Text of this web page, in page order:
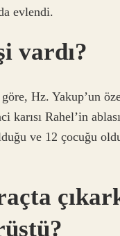
evlendi.
vardı?
Hz. Yakup’un
karısı Rahel’in
ve 12 çocuğu